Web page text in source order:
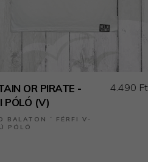
OR PIRATE -
PÓLÓ (V)
BALATON ˙ FÉRFI V-
PÓLÓ
4.490 Ft